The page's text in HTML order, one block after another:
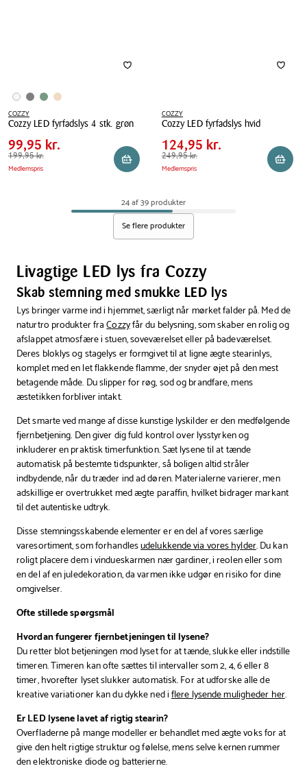
COZZY
Cozzy LED fyrfadslys 4 stk. grøn
Cozzy
LED
fyrfadslys
Pris
tabel
Pris
99,95 kr.
Spar
100,00 kr.
Førpris
99,95 kr.
199,95 kr.
Medlemspris Reservér i butik
COZZY
Cozzy LED fyrfadslys hvid
Cozzy
LED
fyrfadslys
Pris
tabel
Pris
124,95 kr.
Spar
125,00 kr.
Førpris
124,95 kr.
249,95 kr.
Medlemspris
24 af 39 produkter
Se flere produkter
Livagtige LED lys fra Cozzy
Skab stemning med smukke LED lys
Lys bringer varme ind i hjemmet, særligt når mørket falder på. Med de
naturtro produkter fraCozzyfår du belysning, som skaber en rolig og
afslappet atmosfære i stuen, soveværelset eller på badeværelset.
Deres bloklys og stagelys er formgivet til at ligne ægte stearinlys,
komplet med en let flakkende flamme, der snyder øjet på den mest
betagende måde. Du slipper for røg, sod og brandfare, mens
æstetikken forbliver intakt.
Det smarte ved mange af disse kunstige lyskilder er den medfølgende
fjernbetjening. Den giver dig fuld kontrol over lysstyrken og
inkluderer en praktisk timerfunktion. Sæt lysene til at tænde
automatisk på bestemte tidspunkter, så boligen altid stråler
indbydende, når du træder ind ad døren. Materialerne varierer, men
adskillige er overtrukket med ægte paraffin, hvilket bidrager markant
til det autentiske udtryk.
Disse stemningsskabende elementer er en del af vores særlige
varesortiment, som forhandlesudelukkende via vores hylder. Du kan
roligt placere dem i vindueskarmen nær gardiner, i reolen eller som
en del af en juledekoration, da varmen ikke udgør en risiko for dine
omgivelser.
Ofte stillede spørgsmål
Hvordan fungerer fjernbetjeningen til lysene?
Du retter blot betjeningen mod lyset for at tænde, slukke eller indstille
timeren. Timeren kan ofte sættes til intervaller som 2, 4, 6 eller 8
timer, hvorefter lyset slukker automatisk. For at udforske alle de
kreative variationer kan du dykke ned iflere lysende muligheder her.
Er LED lysene lavet af rigtig stearin?
Overfladerne på mange modeller er behandlet med ægte voks for at
give den helt rigtige struktur og følelse, mens selve kernen rummer
den elektroniske diode og batterierne.